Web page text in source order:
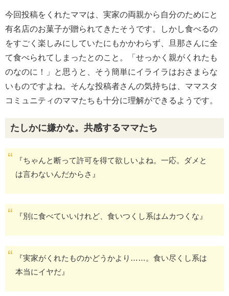
今回投稿をくれたママは、実家の両親から自分のためにと
有名店のお菓子が贈られてきたそうです。しかし食べるの
をすごく楽しみにしていたにもかかわらず、旦那さんに全
て食べられてしまったとのこと。「せっかく親がくれたも
のなのに！」と思うと、そう簡単にイライラはおさまらな
いものですよね。そんな投稿者さんの気持ちは、ママスタ
コミュニティのママたちも十分に理解ができるようです。
たしかに嫌かな。共感するママたち
『ちゃんと断って許可を得て欲しいよね。一応。ダメと
は言わないんだからさ』
『別に食べていいけれど、食いつくし系はムカつくな』
『実家がくれたものかどうかより……。食い尽くし系は
本当にイヤだ』